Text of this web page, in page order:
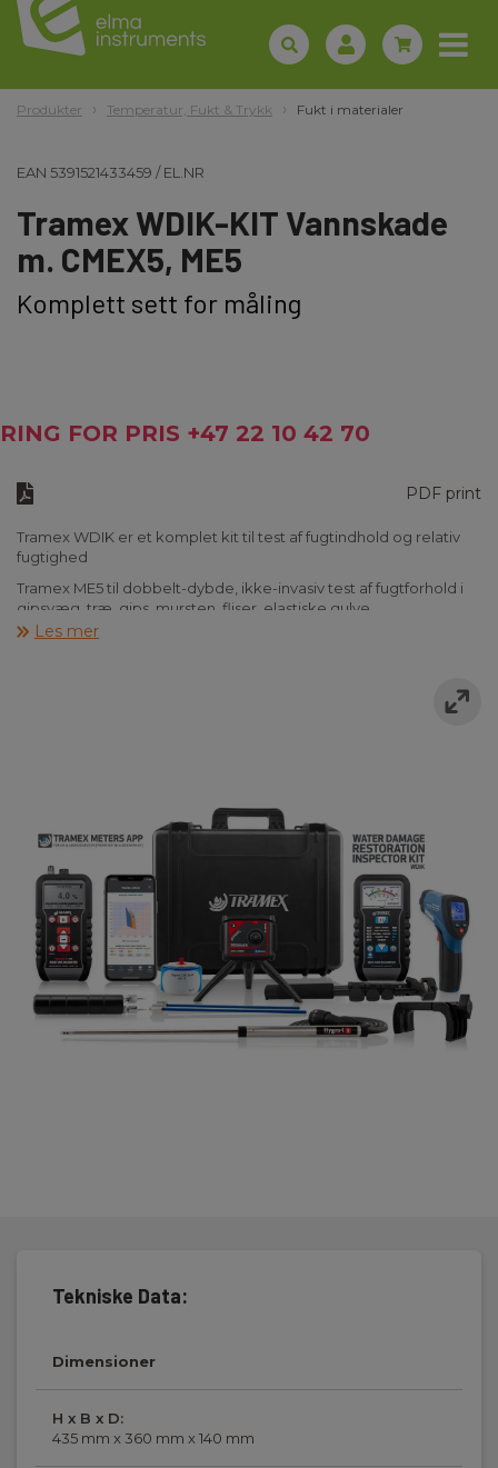
Produkter Temperatur, Fukt & Trykk Fukt i materialer
EAN 5391521433459 /EL.NR
Tramex WDIK-KIT Vannskade
m. CMEX5, ME5
Komplett sett for måling
RING FOR PRIS +47 22 10 42 70
PDF print
Tramex WDIK er et komplet kit til test af fugtindhold og relativ
fugtighed
Tramex ME5 til dobbelt-dybde, ikke-invasiv test af fugtforhold i
gipsvæg, træ, gips, mursten, fliser, elastiske gulve,
laminater og tagdækning.
testning som en baseline, sammenlignende test af beton og
Et infrarødt overfladetermometer giver overfladetemperaturen
og dugpunktsforhold, der bruges i forbindelse med CMEX5-
hygrometeret.
Via BT skabes der forbindelse til Tramex Meters-appen der giver
mulighed for visualisering af aflæsninger og datarapportering til
mobile enheder, for at GeoTag testresultater, oprette, gemme
og dele fotos, rapporter og diagrammer, samt se din
målerskærm på din telefon, når du udvider til svært nå steder.
Tramex Water Damage Restoration Tech Kit indeholder en ME5,
CMEX5, DL-RHTX, forskellige nåleprober, forlængerhåndtag og
Les mer
Tekniske Data:
Dimensioner
H x B x D:
435 mm x 360 mm x 140 mm